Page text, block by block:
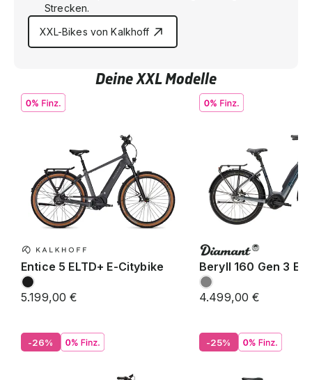
Strecken.
XXL-Bikes von Kalkhoff
Deine XXL Modelle
Entice 5 ELTD+ E-Citybike
5.199,00 €
Beryll 160 Gen 3 E-
4.499,00 €
-26% -25%